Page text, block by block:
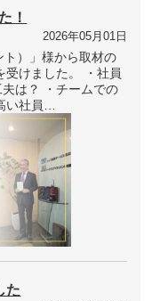
！
2026年05月01日
）」様から取材の
受けました。 ・社員
は？ ・チームでの
い社員…
た